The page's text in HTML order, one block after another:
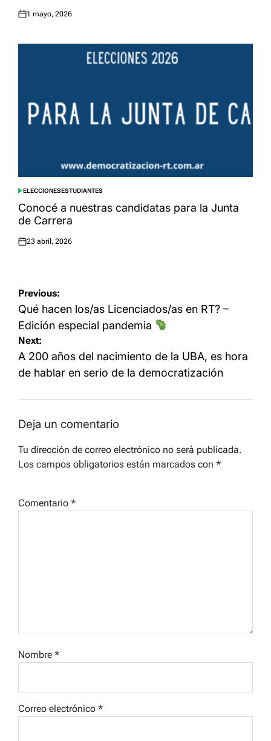
Posted
1 mayo, 2026
POSTED
IN
ELECCIONESESTUDIANTES
Conocé a nuestras candidatas para la Junta
de Carrera
Posted
23 abril, 2026
Navegación
de
entradas
Previous:
Qué hacen los/as Licenciados/as en RT? –
Edición especial pandemia
Next:
A 200 años del nacimiento de la UBA, es hora
de hablar en serio de la democratización
Deja un comentario
Tu dirección de correo electrónico no será publicada.
Los campos obligatorios están marcados con *
Comentario *
Nombre *
Correo electrónico *